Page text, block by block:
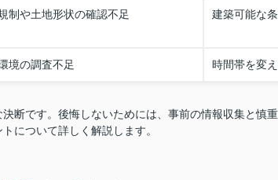
制や土地形状の確認不足 建築可能な
境の調査不足 時間帯を変
断です。後悔しないためには、事前の情報収集と慎
について詳しく解説します。